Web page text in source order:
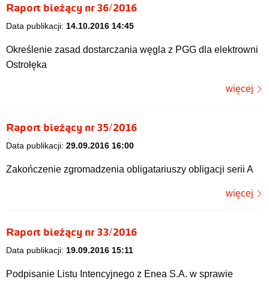
Raport bieżący nr 36/2016
Data publikacji: 14.10.2016 14:45
Określenie zasad dostarczania węgla z PGG dla elektrowni
Ostrołęka
więcej
Raport bieżący nr 35/2016
Data publikacji: 29.09.2016 16:00
Zakończenie zgromadzenia obligatariuszy obligacji serii A
więcej
Raport bieżący nr 33/2016
Data publikacji: 19.09.2016 15:11
Podpisanie Listu Intencyjnego z Enea S.A. w sprawie